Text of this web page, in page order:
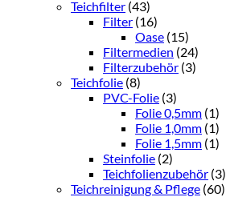
Teichfilter (43)
Filter (16)
Oase (15)
Filtermedien (24)
Filterzubehör (3)
Teichfolie (8)
PVC-Folie (3)
Folie 0,5mm (1)
Folie 1,0mm (1)
Folie 1,5mm (1)
Steinfolie (2)
Teichfolienzubehör (3)
Teichreinigung & Pflege (60)